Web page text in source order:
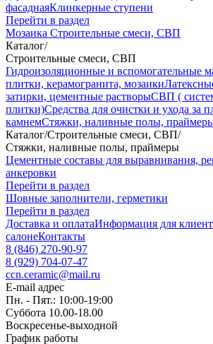
фасаднаяКлинкерные ступени
Перейти в раздел
Мозаика Строительные смеси, СВП
Каталог/
Строительные смеси, СВП
Гидроизоляционные и вспомогательные
плитки, керамогранита, мозаики
затирки, цементные растворыСВП (
плитки)Средства для очистки и ухода за
камнемСтяжки, наливные полы,
Каталог/Строительные смеси, СВП/
Стяжки, наливные полы, праймеры
Цементные составы для выравнивания,
анкеровки
Перейти в раздел
Шовные заполнители, герметики
Перейти в раздел
Доставка и оплатаИнформация для
салонеКонтакты
8 (846) 270-90-97
8 (929) 704-07-47
ccn.ceramic@mail.ru
E-mail адрес
Пн. - Пят.: 10:00-19:00
Суббота 10.00-18.00
Воскресенье-выходной
График работы